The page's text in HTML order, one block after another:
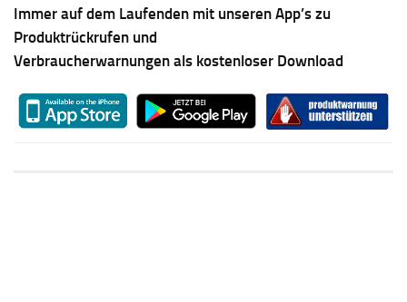
Immer auf dem Laufenden mit unseren App’s zu
Produktrückrufen und
Verbraucherwarnungen als kostenloser Download